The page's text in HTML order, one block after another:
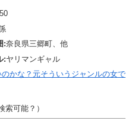
:奈良県三郷町、他
:ヤリマンギャル
かな？元そういうジャンルの女で
可能？）